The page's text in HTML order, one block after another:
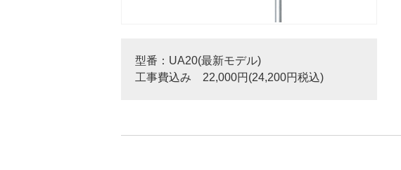
型番：UA20(最新モデル)
工事費込み 22,000円(24,200円税込)